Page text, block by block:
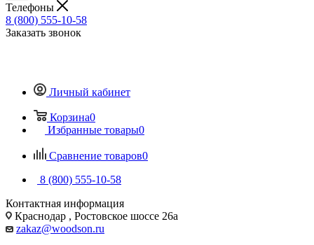
Телефоны
8 (800) 555-10-58
Заказать звонок
Личный кабинет
Корзина0
Избранные товары0
Сравнение товаров0
8 (800) 555-10-58
Контактная информация
Краснодар , Ростовское шоссе 26а
zakaz@woodson.ru